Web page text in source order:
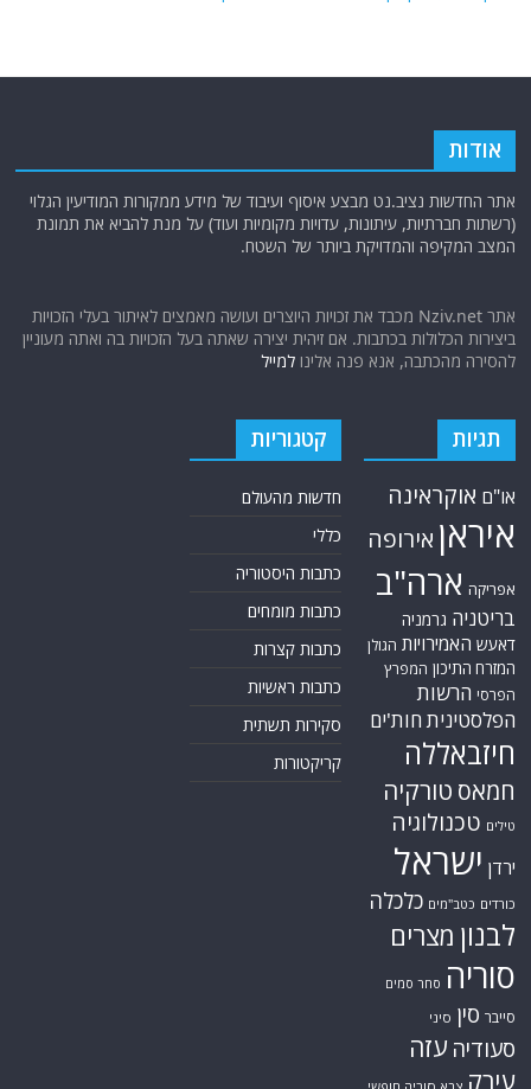
אודות
אתר החדשות נציב.נט מבצע איסוף ועיבוד של מידע ממקורות המודיעין הגלוי
(רשתות חברתיות, עיתונות, עדויות מקומיות ועוד) על מנת להביא את תמונת
המצב המקיפה והמדויקת ביותר של השטח.
אתר Nziv.net מכבד את זכויות היוצרים ועושה מאמצים לאיתור בעלי הזכויות
ביצירות הכלולות בכתבות. אם זיהית יצירה שאתה בעל הזכויות בה ואתה מעוניין
להסירה מהכתבה, אנא פנה אלינולמייל
תגיות
או"ם אוקראינה
איראן אירופה
אפריקה ארה"ב
בריטניה גרמניה
דאעש האמירויות הגולן
המזרח התיכון המפרץ
הפרסי הרשות
הפלסטיניתחות'ים
חיזבאללה
חמאס טורקיה
טילים טכנולוגיה
ירדן ישראל
כורדים כטב"מים כלכלה
לבנון מצרים
סוריה סחר סמים
סייבר סין סיני
סעודיה עזה
עירק
קטגוריות
חדשות מהעולם
כללי
כתבות היסטוריה
כתבות מומחים
כתבות קצרות
כתבות ראשיות
סקירות תשתית
קריקטורות